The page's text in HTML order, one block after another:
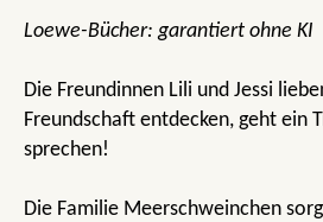
Loewe-Bücher: garantiert ohne KI
Die Freundinnen Lili und Jessi
Freundschaft entdecken, geht ein
sprechen!
Die Familie Meerschweinchen